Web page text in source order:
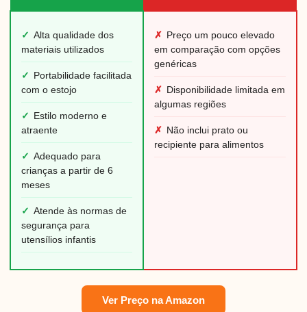
✓ Alta qualidade dos
materiais utilizados
✓
Portabilidade facilitada
com o estojo
✓
Estilo moderno e
atraente
✓ Adequado para
crianças a partir de 6
meses
✓ Atende às normas de
segurança para
utensílios infantis
✗ Preço um pouco elevado
em comparação com opções
genéricas
✗ Disponibilidade limitada em
algumas regiões
✗ Não inclui prato ou
recipiente para alimentos
Ver Preço na Amazon